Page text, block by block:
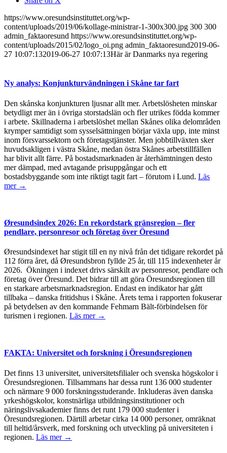
https://www.oresundsinstituttet.org/wp-
content/uploads/2019/06/kollage-ministrar-1-300x300.jpg 300 300
admin_faktaoresund https://www.oresundsinstituttet.org/wp-
content/uploads/2015/02/logo_oi.png admin_faktaoresund2019-06-
27 10:07:132019-06-27 10:07:13Här är Danmarks nya regering
Ny analys: Konjunkturvändningen i Skåne tar fart
Den skånska konjunkturen ljusnar allt mer. Arbetslösheten minskar
betydligt mer än i övriga storstadslän och fler utrikes födda kommer
i arbete. Skillnaderna i arbetslöshet mellan Skånes olika delområden
krymper samtidigt som sysselsättningen börjar växla upp, inte minst
inom försvarssektorn och företagstjänster. Men jobbtillväxten sker
huvudsakligen i västra Skåne, medan östra Skånes arbetstillfällen
har blivit allt färre. På bostadsmarknaden är återhämtningen desto
mer dämpad, med avtagande prisuppgångar och ett
bostadsbyggande som inte riktigt tagit fart – förutom i Lund. Läs
mer →
Øresundsindex 2026: En rekordstark gränsregion – fler
pendlare, personresor och företag över Öresund
Øresundsindexet har stigit till en ny nivå från det tidigare rekordet på
112 förra året, då Øresundsbron fyllde 25 år, till 115 indexenheter år
2026. Ökningen i indexet drivs särskilt av personresor, pendlare och
företag över Öresund. Det bidrar till att göra Öresundsregionen till
en starkare arbetsmarknadsregion. Endast en indikator har gått
tillbaka – danska fritidshus i Skåne. Årets tema i rapporten fokuserar
på betydelsen av den kommande Fehmarn Bält-förbindelsen för
turismen i regionen. Läs mer →
FAKTA: Universitet och forskning i Öresundsregionen
Det finns 13 universitet, universitetsfilialer och svenska högskolor i
Öresundsregionen. Tillsammans har dessa runt 136 000 studenter
och närmare 9 000 forskningsstuderande. Inkluderas även danska
yrkeshögskolor, konstnärliga utbildningsinstitutioner och
näringslivsakademier finns det runt 179 000 studenter i
Öresundsregionen. Därtill arbetar cirka 14 000 personer, omräknat
till heltid/årsverk, med forskning och utveckling på universiteten i
regionen. Läs mer →